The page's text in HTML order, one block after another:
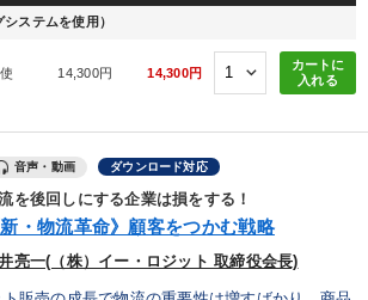
り 企業文化
ニケーション
2077タイトル）からお探しいただけます
ステムを使用）
14,300円 14,300円
カートに
入れる
音声・動画 ダウンロード対応
を後回しにする企業は損をする！
新・物流革命》顧客をつかむ戦略
亮一(（株）イー・ロジット 取締役会長)